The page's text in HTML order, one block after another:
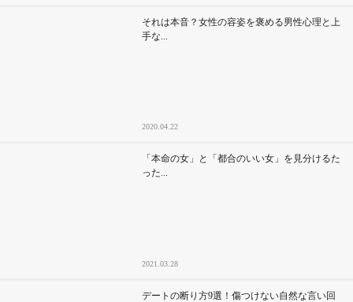
それは本音？女性の容姿を褒める男性心理と上
手な...
2020.04.22
「本命の女」と「都合のいい女」を見分けるた
った...
2021.03.28
デートの断り方9選！傷つけない自然な言い回